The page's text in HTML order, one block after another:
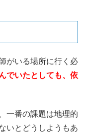
がいる場所に行く必
でいたとしても、依
一番の課題は地理的
いとどうしようもあ